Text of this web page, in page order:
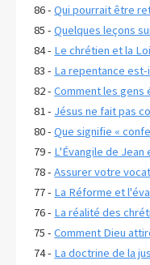
86 -Qui pourrait être
85 -Quelques leçons
84 - Le chrétien et la Loi
83 - La repentance est-
82 -Comment les gens
81 - Jésus ne fait pas
80 -Que signifie «
79 - L'Évangile de
78 -Assurer votre
77 - La Réforme et
76 - La réalité des
75 -Comment Dieu
74 - La doctrine de la